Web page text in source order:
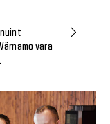
vara